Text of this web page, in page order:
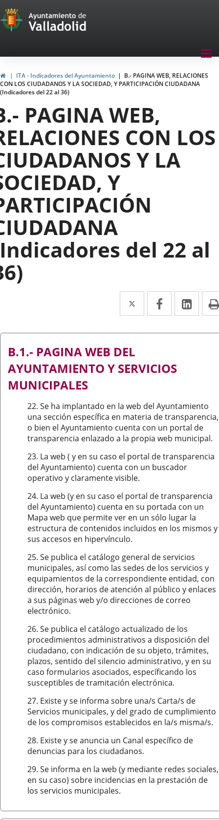
Transparencia
Menu
Transparencia
HomeITA - Indicadores del Ayuntamiento
B.- PAGINA WEB, RELACIONES
CON LOS CIUDADANOS Y LA SOCIEDAD, Y PARTICIPACIÓN CIUDADANA
(Indicadores del 22 al 36)
PAGINA WEB,
CON LOS
Y LA
Y
del 22 al
Twitter
Enlace
a
una
externa.
Facebook
Enlace
a
una
externa.
a
una
B.1.- PAGINA WEB DEL
AYUNTAMIENTO Y SERVICIOS
MUNICIPALES
22. Se ha implantado en la web del Ayuntamiento
una sección específica en materia de transparencia,
o bien el Ayuntamiento cuenta con un portal de
transparencia enlazado a la propia web municipal.
23. La web ( y en su caso el portal de transparencia
del Ayuntamiento) cuenta con un buscador
operativo y claramente visible.
24. La web (y en su caso el portal de transparencia
del Ayuntamiento) cuenta en su portada con un
Mapa web que permite ver en un sólo lugar la
estructura de contenidos incluidos en los mismos y
sus accesos en hipervínculo.
25. Se publica el catálogo general de servicios
municipales, así como las sedes de los servicios y
equipamientos de la correspondiente entidad, con
dirección, horarios de atención al público y enlaces
a sus páginas web y/o direcciones de correo
electrónico.
26. Se publica el catálogo actualizado de los
procedimientos administrativos a disposición del
ciudadano, con indicación de su objeto, trámites,
plazos, sentido del silencio administrativo, y en su
caso formularios asociados, específicando los
susceptibles de tramitación electrónica.
27. Existe y se informa sobre una/s Carta/s de
Servicios municipales, y del grado de cumplimiento
de los compromisos establecidos en la/s misma/s.
28. Existe y se anuncia un Canal específico de
denuncias para los ciudadanos.
29. Se informa en la web (y mediante redes sociales,
en su caso) sobre incidencias en la prestación de
los servicios municipales.